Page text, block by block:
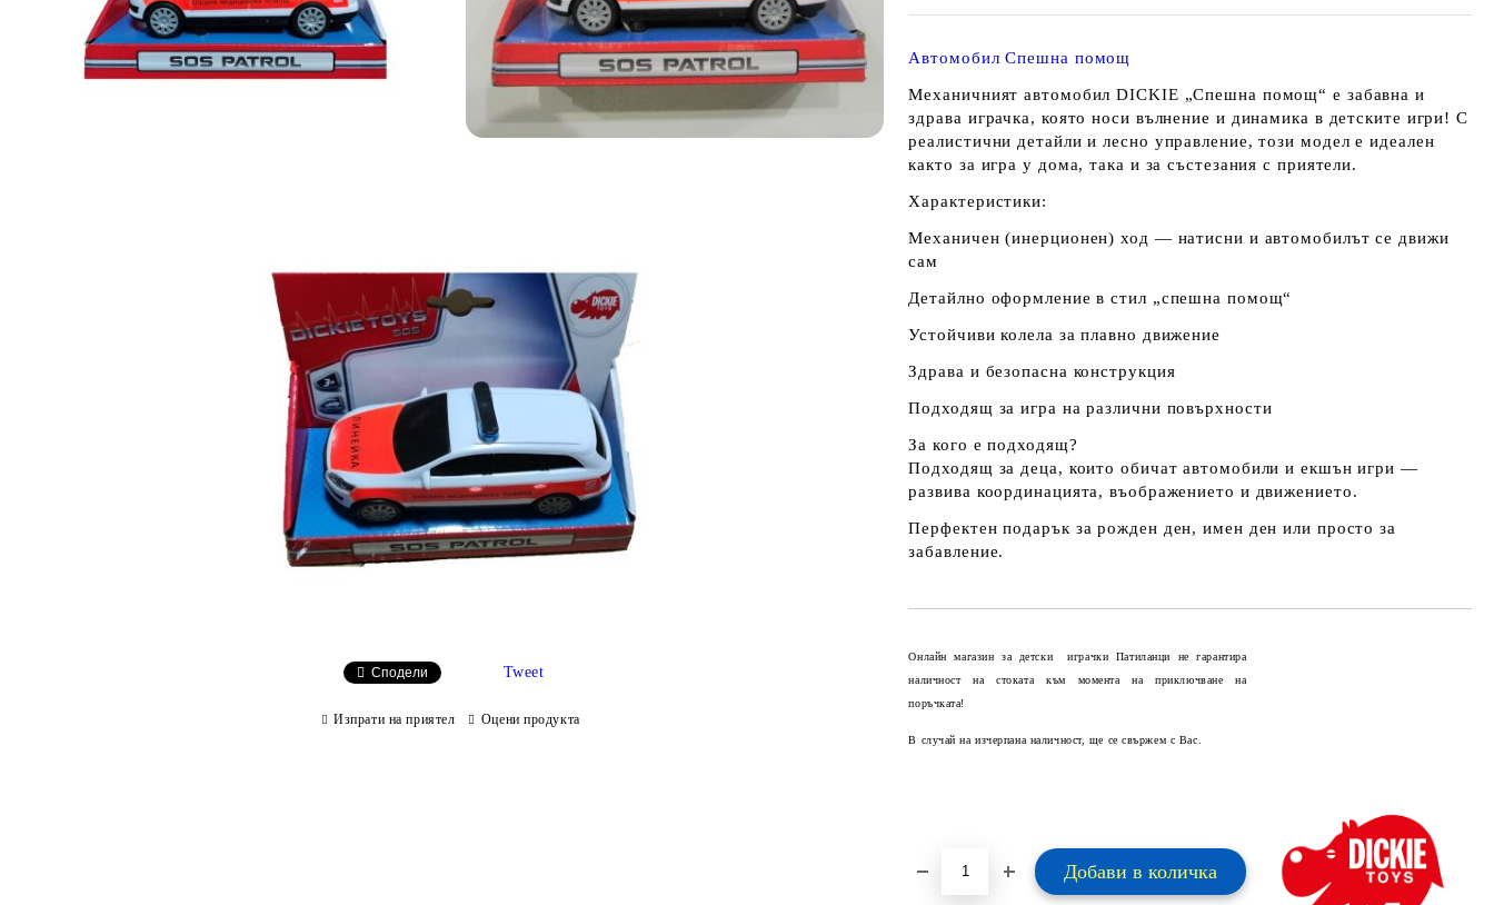
Автомобил Спешна помощ
Механичният автомобил DICKIE „Спешна помощ“ е забавна и
здрава играчка, която носи вълнение и динамика в детските игри! С
реалистични детайли и лесно управление, този модел е идеален
както за игра у дома, така и за състезания с приятели.
Характеристики:
Механичен (инерционен) ход — натисни и автомобилът се движи
сам
Детайлно оформление в стил „спешна помощ“
Устойчиви колела за плавно движение
Здрава и безопасна конструкция
Подходящ за игра на различни повърхности
За кого е подходящ?
Подходящ за деца, които обичат автомобили и екшън игри —
развива координацията, въображението и движението.
Перфектен подарък за рожден ден, имен ден или просто за
забавление.
Онлайн магазин за детски играчки Патиланци не гарантира
наличност на стоката към момента на приключване на
поръчката!
В случай на изчерпана наличност, ще се свържем с Вас.
Сподели Tweet
Изпрати на приятел Оцени продукта